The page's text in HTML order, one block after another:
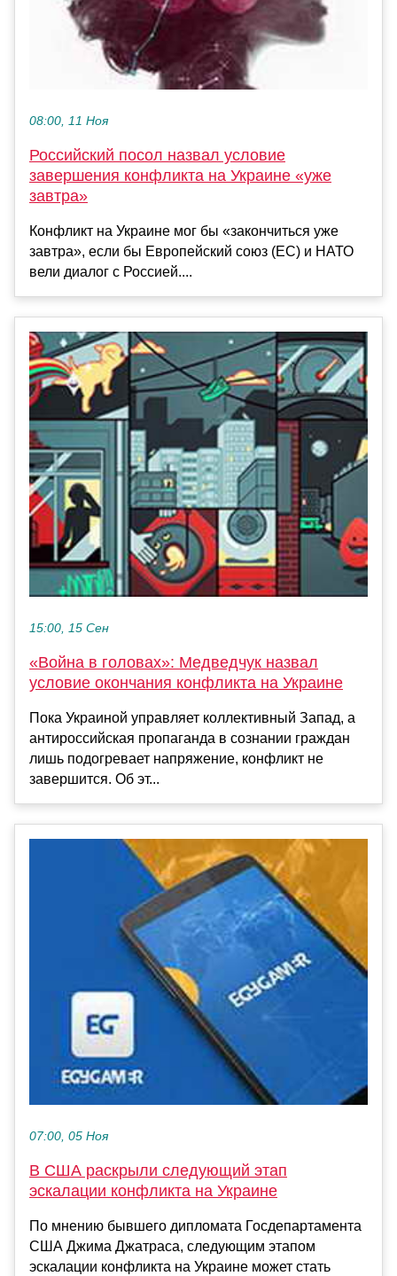
08:00, 11 Ноя
Российский посол назвал условие
завершения конфликта на Украине «уже
завтра»
Конфликт на Украине мог бы «закончиться уже
завтра», если бы Европейский союз (ЕС) и НАТО
вели диалог с Россией....
15:00, 15 Сен
«Война в головах»: Медведчук назвал
условие окончания конфликта на Украине
Пока Украиной управляет коллективный Запад, а
антироссийская пропаганда в сознании граждан
лишь подогревает напряжение, конфликт не
завершится. Об эт...
07:00, 05 Ноя
В США раскрыли следующий этап
эскалации конфликта на Украине
По мнению бывшего дипломата Госдепартамента
США Джима Джатраса, следующим этапом
эскалации конфликта на Украине может стать